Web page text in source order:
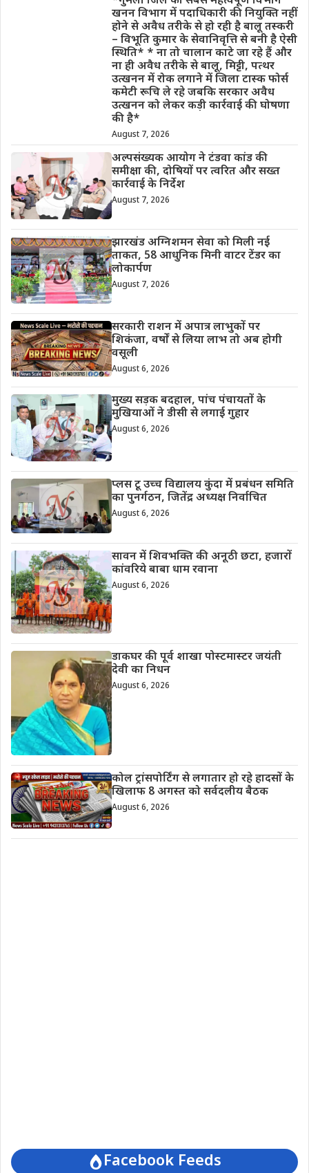
खनन विभाग में पदाधिकारी की नियुक्ति नहीं
होने से अवैध तरीके से हो रही है बालू तस्करी
– विभूति कुमार के सेवानिवृत्ति से बनी है ऐसी
स्थिति* * ना तो चालान काटे जा रहे हैं और
ना ही अवैध तरीके से बालू, मिट्टी, पत्थर
उत्खनन में रोक लगाने में जिला टास्क फोर्स
कमेटी रूचि ले रहे जबकि सरकार अवैध
उत्खनन को लेकर कड़ी कार्रवाई की घोषणा
की है*
August 7, 2026
अल्पसंख्यक आयोग ने टंडवा कांड की
समीक्षा की, दोषियों पर त्वरित और सख्त
कार्रवाई के निर्देश
August 7, 2026
झारखंड अग्निशमन सेवा को मिली नई
ताकत, 58 आधुनिक मिनी वाटर टेंडर का
लोकार्पण
August 7, 2026
सरकारी राशन में अपात्र लाभुकों पर
शिकंजा, वर्षों से लिया लाभ तो अब होगी
वसूली
August 6, 2026
मुख्य सड़क बदहाल, पांच पंचायतों के
मुखियाओं ने डीसी से लगाई गुहार
August 6, 2026
प्लस टू उच्च विद्यालय कुंदा में प्रबंधन समिति
का पुनर्गठन, जितेंद्र अध्यक्ष निर्वाचित
August 6, 2026
सावन में शिवभक्ति की अनूठी छटा, हजारों
कांवरिये बाबा धाम रवाना
August 6, 2026
डाकघर की पूर्व शाखा पोस्टमास्टर जयंती
देवी का निधन
August 6, 2026
कोल ट्रांसपोर्टिंग से लगातार हो रहे हादसों के
खिलाफ 8 अगस्त को सर्वदलीय बैठक
August 6, 2026
Facebook Feeds